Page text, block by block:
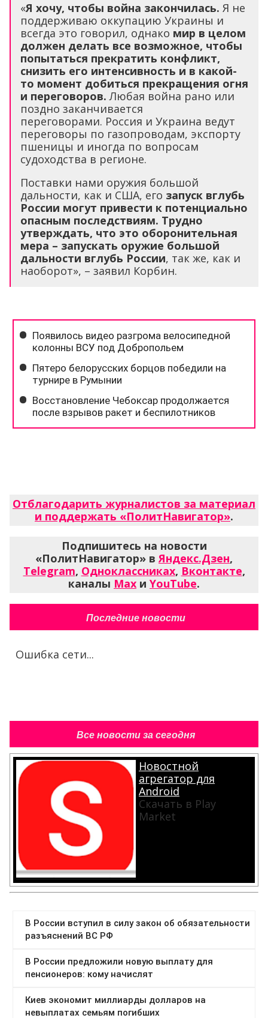
«Я хочу, чтобы война закончилась. Я не
поддерживаю оккупацию Украины и
всегда это говорил, однако мир в целом
должен делать все возможное, чтобы
попытаться прекратить конфликт,
снизить его интенсивность и в какой-
то момент добиться прекращения огня
и переговоров. Любая война рано или
поздно заканчивается
переговорами. Россия и Украина ведут
переговоры по газопроводам, экспорту
пшеницы и иногда по вопросам
судоходства в регионе.
Поставки нами оружия большой
дальности, как и США, его запуск вглубь
России могут привести к потенциально
опасным последствиям. Трудно
утверждать, что это оборонительная
мера – запускать оружие большой
дальности вглубь России, так же, как и
наоборот», – заявил Корбин.
Отблагодарить журналистов за материал
и поддержать «ПолитНавигатор».
Подпишитесь на новости
«ПолитНавигатор» вЯндекс.Дзен,
Telegram, Одноклассниках, Вконтакте,
каналы Max и YouTube.
Последние новости
Ошибка сети...
Все новости за сегодня
Новостной
агрегатор для
Android
Скачать в Play
Market